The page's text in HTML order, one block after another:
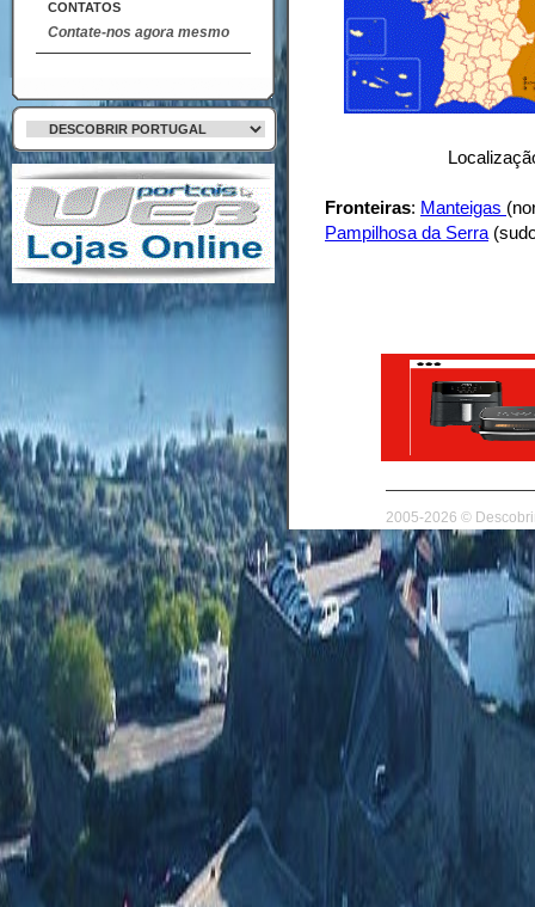
CONTATOS
Contate-nos agora mesmo
Fronteiras: Manteigas
Pampilhosa da Serra
2005-2026 ©